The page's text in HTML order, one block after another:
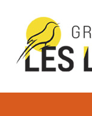
contenu